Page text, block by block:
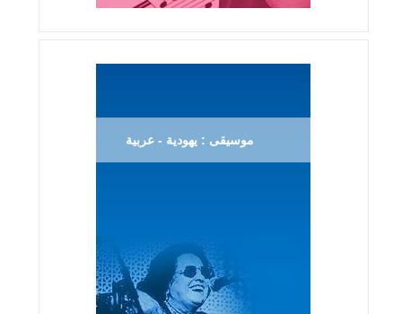
موسيقى : يهودية - عربية